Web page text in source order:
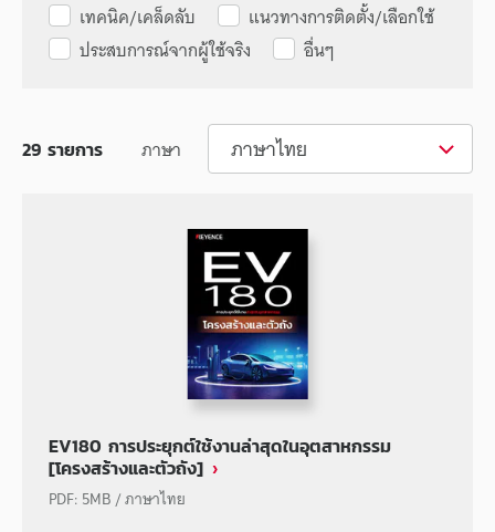
เทคนิค/เคล็ดลับ
แนวทางการติดตั้ง/เลือกใช้
ประสบการณ์จากผู้ใช้จริง
อื่นๆ
ภาษา ภาษาไทย
29 รายการ
EV180 การประยุกต์ใช้งานล่าสุดในอุตสาหกรรม
[โครงสร้างและตัวถัง]
PDF: 5MB/ภาษาไทย